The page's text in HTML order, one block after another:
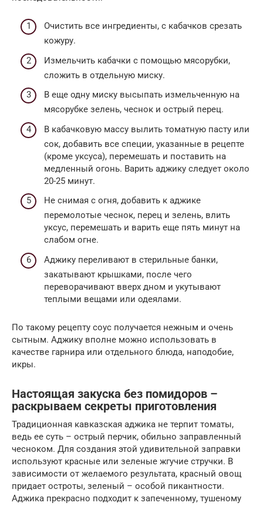
Очистить все ингредиенты, с кабачков срезать
кожуру.
Измельчить кабачки с помощью мясорубки,
сложить в отдельную миску.
В еще одну миску высыпать измельченную на
мясорубке зелень, чеснок и острый перец.
В кабачковую массу вылить томатную пасту или
сок, добавить все специи, указанные в рецепте
(кроме уксуса), перемешать и поставить на
медленный огонь. Варить аджику следует около
20-25 минут.
Не снимая с огня, добавить к аджике
перемолотые чеснок, перец и зелень, влить
уксус, перемешать и варить еще пять минут на
слабом огне.
Аджику переливают в стерильные банки,
закатывают крышками, после чего
переворачивают вверх дном и укутывают
теплыми вещами или одеялами.
По такому рецепту соус получается нежным и очень
сытным. Аджику вполне можно использовать в
качестве гарнира или отдельного блюда, наподобие,
икры.
Настоящая закуска без помидоров –
раскрываем секреты приготовления
Традиционная кавказская аджика не терпит томаты,
ведь ее суть – острый перчик, обильно заправленный
чесноком. Для создания этой удивительной заправки
используют красные или зеленые жгучие стручки. В
зависимости от желаемого результата, красный овощ
придает остроты, зеленый – особой пикантности.
Аджика прекрасно подходит к запеченному, тушеному